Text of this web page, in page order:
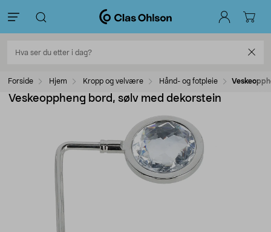
Forside Hjem Kropp og velvære Hånd- og fotpleie
Veskeoppheng bord, sølv med dekorstein